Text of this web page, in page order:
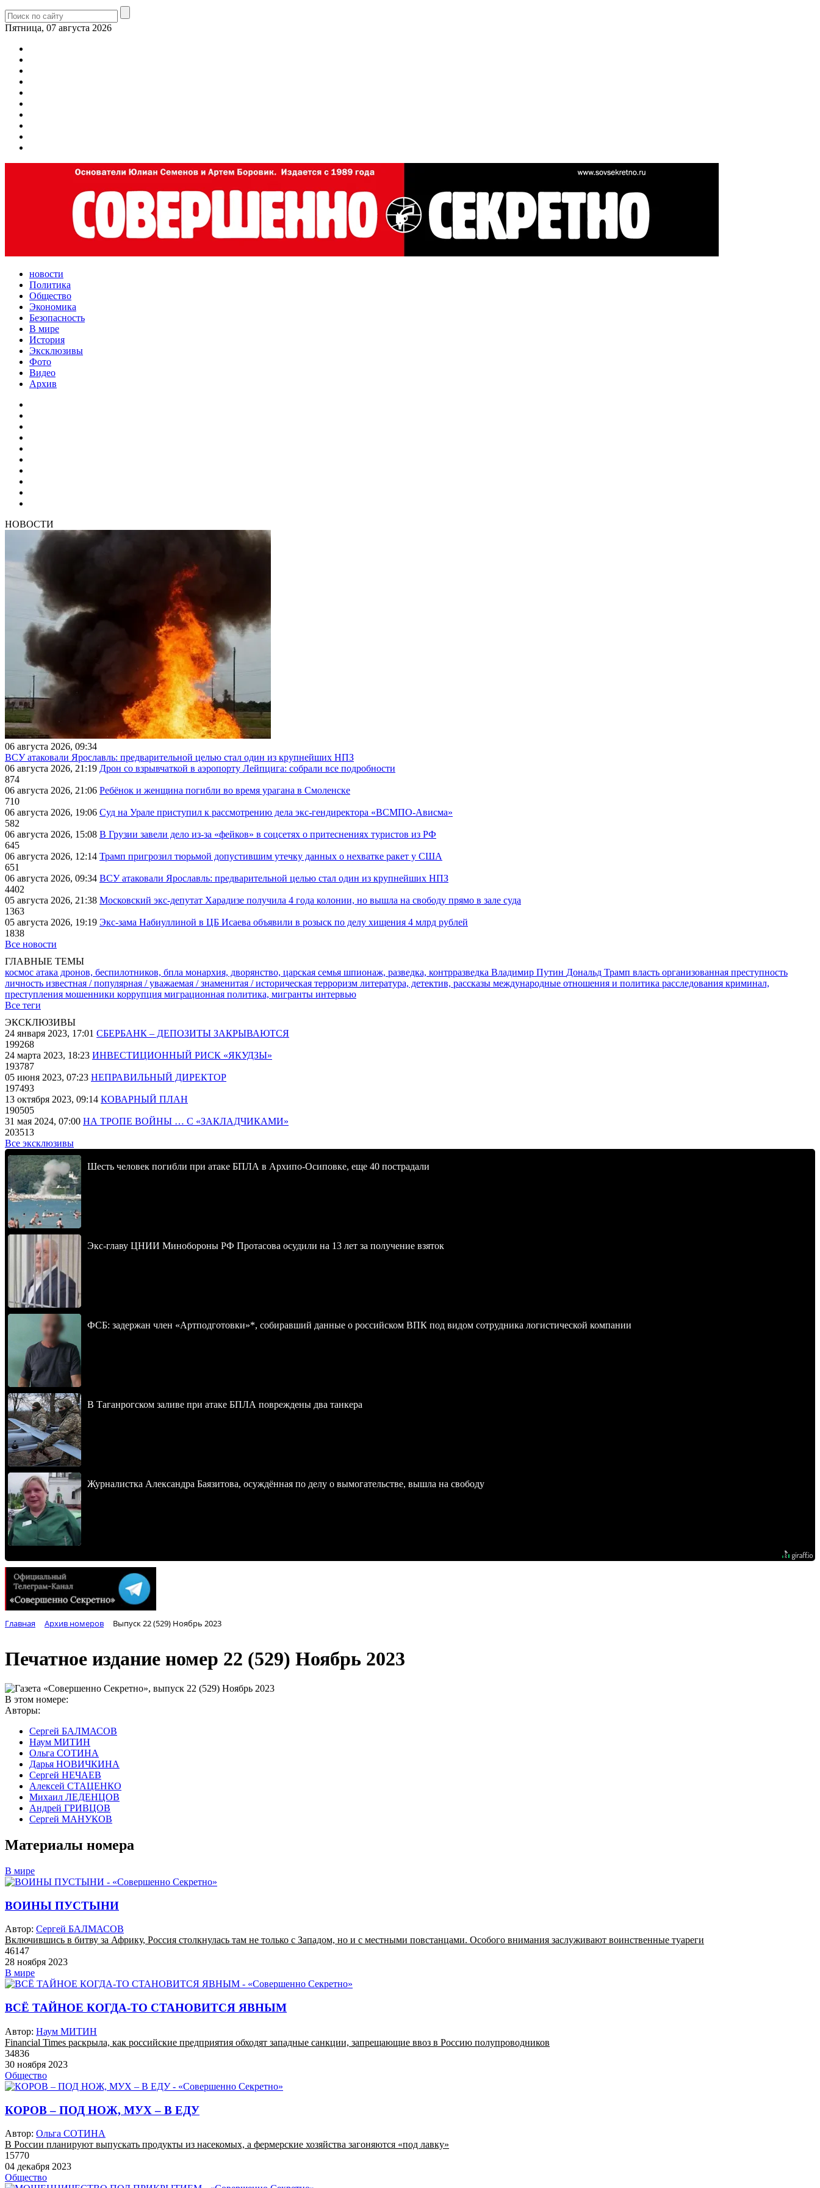
Пятница, 07 августа 2026
новости
Политика
Общество
Экономика
Безопасность
В мире
История
Эксклюзивы
Фото
Видео
Архив
НОВОСТИ
06 августа 2026, 09:34
ВСУ атаковали Ярославль: предварительной целью стал один из крупнейших НПЗ
06 августа 2026, 21:19 Дрон со взрывчаткой в аэропорту Лейпцига: собрали все подробности
874
06 августа 2026, 21:06 Ребёнок и женщина погибли во время урагана в Смоленске
710
06 августа 2026, 19:06 Суд на Урале приступил к рассмотрению дела экс-гендиректора «ВСМПО-Ависма»
582
06 августа 2026, 15:08 В Грузии завели дело из-за «фейков» в соцсетях о притеснениях туристов из РФ
645
06 августа 2026, 12:14 Трамп пригрозил тюрьмой допустившим утечку данных о нехватке ракет у США
651
06 августа 2026, 09:34 ВСУ атаковали Ярославль: предварительной целью стал один из крупнейших НПЗ
4402
05 августа 2026, 21:38 Московский экс-депутат Харадизе получила 4 года колонии, но вышла на свободу прямо в зале суда
1363
05 августа 2026, 19:19 Экс-зама Набиуллиной в ЦБ Исаева объявили в розыск по делу хищения 4 млрд рублей
1838
Все новости
ГЛАВНЫЕ ТЕМЫ
космос атака дронов, беспилотников, бпла монархия, дворянство, царская семья шпионаж, разведка, контрразведка Владимир Путин Дональд Трамп власть организованная преступность
личность известная / популярная / уважаемая / знаменитая / историческая терроризм литература, детектив, рассказы международные отношения и политика расследования криминал,
преступления мошенники коррупция миграционная политика, мигранты интервью
Все теги
ЭКСКЛЮЗИВЫ
24 января 2023, 17:01 СБЕРБАНК – ДЕПОЗИТЫ ЗАКРЫВАЮТСЯ
199268
24 марта 2023, 18:23 ИНВЕСТИЦИОННЫЙ РИСК «ЯКУДЗЫ»
193787
05 июня 2023, 07:23 НЕПРАВИЛЬНЫЙ ДИРЕКТОР
197493
13 октября 2023, 09:14 КОВАРНЫЙ ПЛАН
190505
31 мая 2024, 07:00 НА ТРОПЕ ВОЙНЫ … С «ЗАКЛАДЧИКАМИ»
203513
Все эксклюзивы
Шесть человек погибли при атаке БПЛА в Архипо-Осиповке, еще 40 пострадали
Экс-главу ЦНИИ Минобороны РФ Протасова осудили на 13 лет за получение взяток
ФСБ: задержан член «Артподготовки»*, собиравший данные о российском ВПК под видом сотрудника логистической компании
В Таганрогском заливе при атаке БПЛА повреждены два танкера
Журналистка Александра Баязитова, осуждённая по делу о вымогательстве, вышла на свободу
Главная Архив номеров Выпуск 22 (529) Ноябрь 2023
Печатное издание номер 22 (529) Ноябрь 2023
В этом номере:
Авторы:
Сергей БАЛМАСОВ
Наум МИТИН
Ольга СОТИНА
Дарья НОВИЧКИНА
Сергей НЕЧАЕВ
Алексей СТАЦЕНКО
Михаил ЛЕДЕНЦОВ
Андрей ГРИВЦОВ
Сергей МАНУКОВ
Материалы номера
В мире
ВОИНЫ ПУСТЫНИ
Автор: Сергей БАЛМАСОВ
Включившись в битву за Африку, Россия столкнулась там не только с Западом, но и с местными повстанцами. Особого внимания заслуживают воинственные туареги
46147
28 ноября 2023
В мире
ВСЁ ТАЙНОЕ КОГДА-ТО СТАНОВИТСЯ ЯВНЫМ
Автор: Наум МИТИН
Financial Times раскрыла, как российские предприятия обходят западные санкции, запрещающие ввоз в Россию полупроводников
34836
30 ноября 2023
Общество
КОРОВ – ПОД НОЖ, МУХ – В ЕДУ
Автор: Ольга СОТИНА
В России планируют выпускать продукты из насекомых, а фермерские хозяйства загоняются «под лавку»
15770
04 декабря 2023
Общество